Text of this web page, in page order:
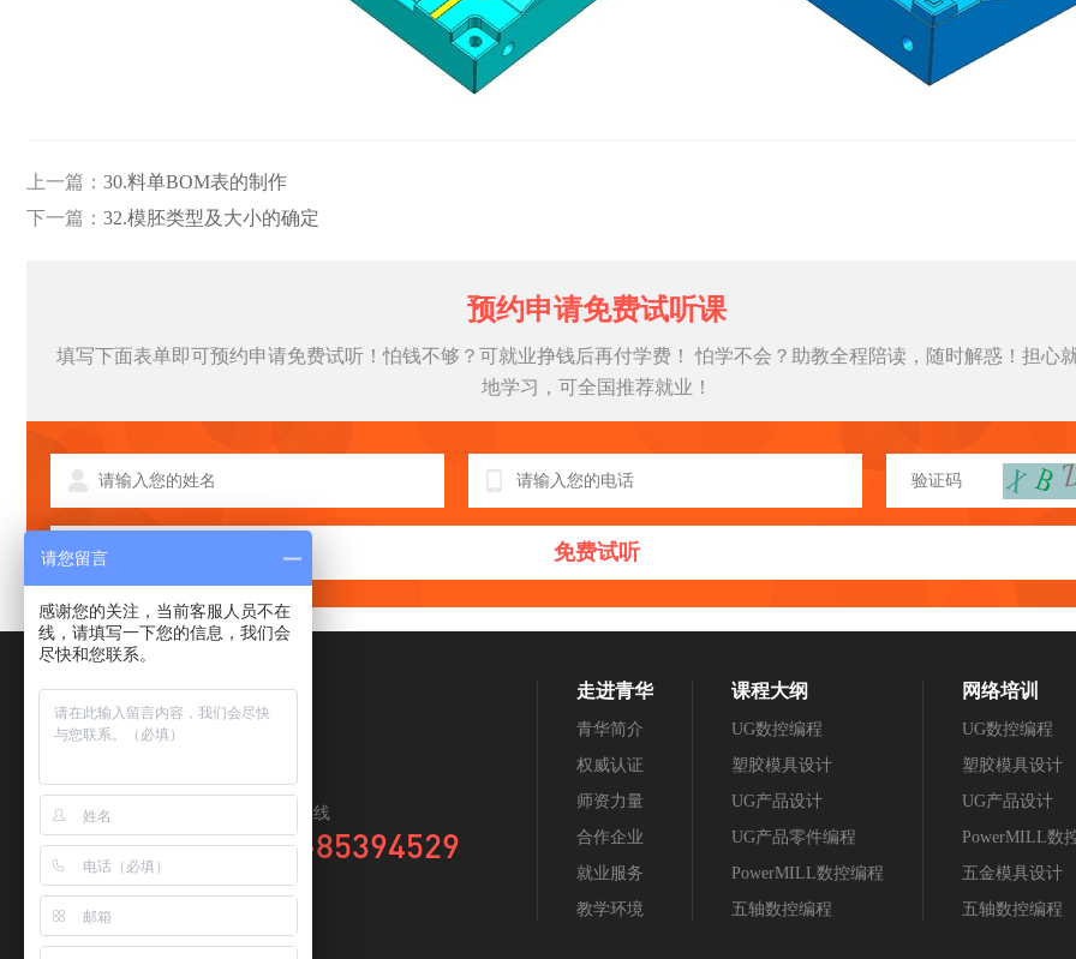
上一篇： 30.料单BOM表的制作
下一篇： 32.模胚类型及大小的确定
预约申请免费试听课
填写下面表单即可预约申请免费试听！怕钱不够？可就业挣钱后再付学费！ 怕学不会？助教全程陪读，随时解惑！担心
地学习，可全国推荐就业！
免费试听
全国咨询热线
0769-85394529
走进青华
青华简介
权威认证
师资力量
合作企业
就业服务
教学环境
课程大纲
UG数控编程
塑胶模具设计
UG产品设计
UG产品零件编程
PowerMILL数控编程
五轴数控编程
网络培训
UG数控编程
塑胶模具设计
UG产品设计
PowerMILL数
五金模具设计
五轴数控编程
请您留言
感谢您的关注，当前客服人员不在
线，请填写一下您的信息，我们会
尽快和您联系。